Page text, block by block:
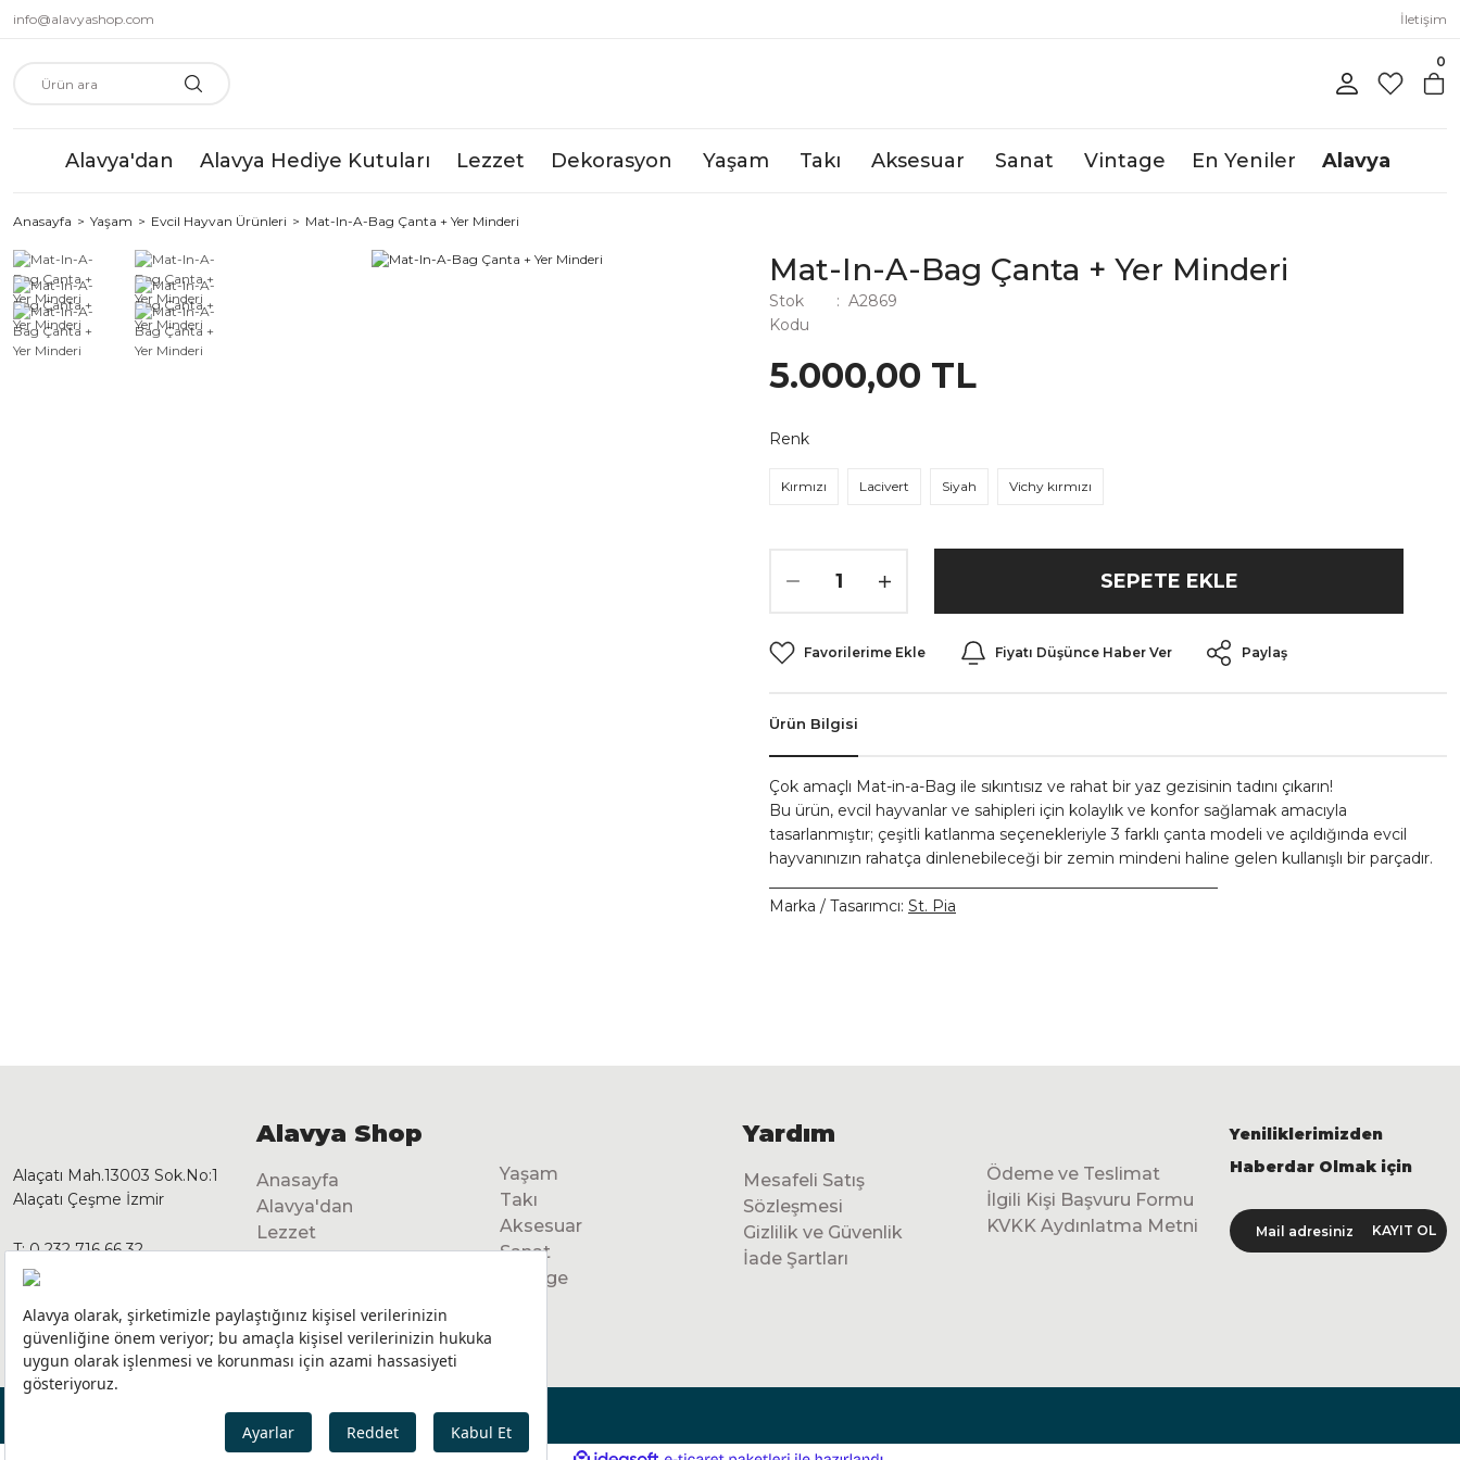
info@alavyashop.com İletişim
0
Alavya'dan Alavya Hediye Kutuları Lezzet Dekorasyon Yaşam Takı Aksesuar Sanat Vintage En Yeniler Alavya
Anasayfa Yaşam Evcil Hayvan Ürünleri Mat-In-A-Bag Çanta + Yer Minderi
Mat-In-A-Bag Çanta + Yer Minderi
Stok
Kodu
A2869
5.000,00 TL
Renk
Kırmızı Lacivert Siyah Vichy kırmızı
SEPETE EKLE
Fiyatı Düşünce Haber Ver Paylaş
Ürün Bilgisi
Çok amaçlı Mat-in-a-Bag ile sıkıntısız ve rahat bir yaz gezisinin tadını çıkarın!
Bu ürün, evcil hayvanlar ve sahipleri için kolaylık ve konfor sağlamak amacıyla
tasarlanmıştır; çeşitli katlanma seçenekleriyle 3 farklı çanta modeli ve açıldığında evcil
hayvanınızın rahatça dinlenebileceği bir zemin mindeni haline gelen kullanışlı bir parçadır.
Marka / Tasarımcı: St. Pia
Alaçatı Mah.13003 Sok.No:1
Alaçatı Çeşme İzmir
T: 0 232 716 66 32
GSM:
info@alavyashop.com
Alavya Shop
Anasayfa
Alavya'dan
Lezzet
Dekorasyon
Yaşam
Takı
Aksesuar
Sanat
Vintage
Yardım
Mesafeli Satış
Sözleşmesi
Gizlilik ve Güvenlik
İade Şartları
Ödeme ve Teslimat
İlgili Kişi Başvuru Formu
KVKK Aydınlatma Metni
Yeniliklerimizden
Haberdar Olmak için
KAYIT OL